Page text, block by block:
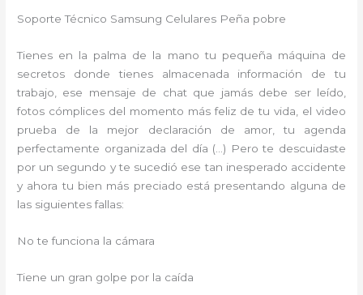
Soporte Técnico Samsung Celulares Peña pobre
Tienes en la palma de la mano tu pequeña máquina de
secretos donde tienes almacenada información de tu
trabajo, ese mensaje de chat que jamás debe ser leído,
fotos cómplices del momento más feliz de tu vida, el video
prueba de la mejor declaración de amor, tu agenda
perfectamente organizada del día (…) Pero te descuidaste
por un segundo y te sucedió ese tan inesperado accidente
y ahora tu bien más preciado está presentando alguna de
las siguientes fallas:
No te funciona la cámara
Tiene un gran golpe por la caída